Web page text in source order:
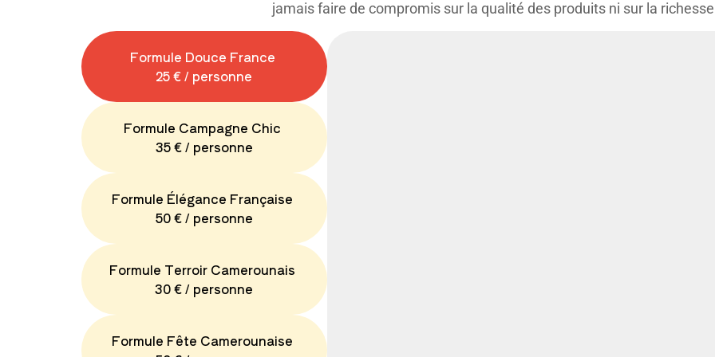
jamais faire de compromis sur la qualité des produits ni sur la
Formule Douce France
25 € / personne
Formule Campagne Chic
35 € / personne
Formule Élégance Française
50 € / personne
Formule Terroir Camerounais
30 € / personne
Formule Fête Camerounaise